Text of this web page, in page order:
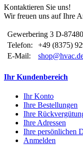
Kontaktieren Sie uns!
Wir freuen uns auf Ihre
Gewerbering 3 D-
Telefon:
+49 (8375)
E-Mail:
Ihr Kundenbereich
Ihr Konto
Ihre Bestellungen
Ihre
Ihre Adressen
Ihre persönlichen
Anmelden